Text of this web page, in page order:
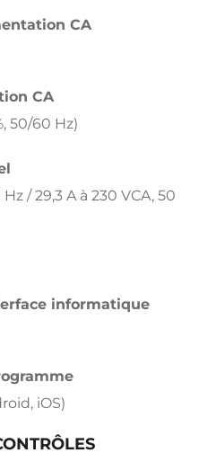
CA
CA
50/60 Hz)
/ 29,3 A à 230 VCA, 50
informatique
iOS)